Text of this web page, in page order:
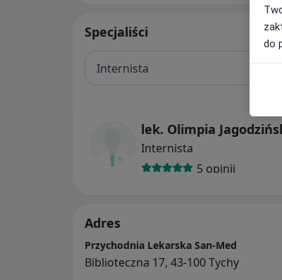
Specjaliści
Internista
lek. Olimpia
Internista
5 opinii
Adres
Przychodnia Lekarska San-Med
Biblioteczna 17, 43-100 Tychy
do